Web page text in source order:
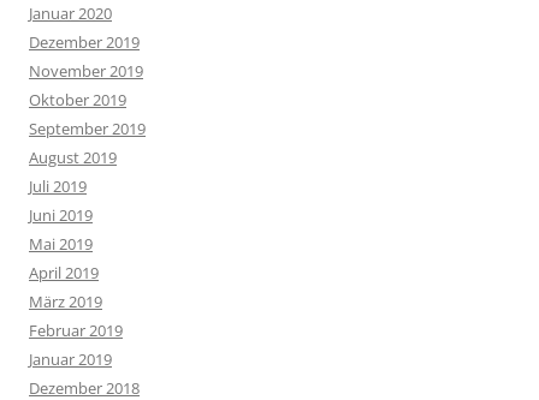
Januar 2020
Dezember 2019
November 2019
Oktober 2019
September 2019
August 2019
Juli 2019
Juni 2019
Mai 2019
April 2019
März 2019
Februar 2019
Januar 2019
Dezember 2018